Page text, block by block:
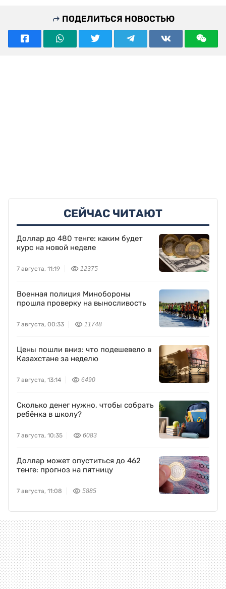
ПОДЕЛИТЬСЯ НОВОСТЬЮ
СЕЙЧАС ЧИТАЮТ
Доллар до 480 тенге: каким будет
курс на новой неделе
7 августа, 11:19 12375
Военная полиция Минобороны
прошла проверку на выносливость
7 августа, 00:33 11748
Цены пошли вниз: что подешевело в
Казахстане за неделю
7 августа, 13:14 6490
Сколько денег нужно, чтобы собрать
ребёнка в школу?
7 августа, 10:35 6083
Доллар может опуститься до 462
тенге: прогноз на пятницу
7 августа, 11:08 5885